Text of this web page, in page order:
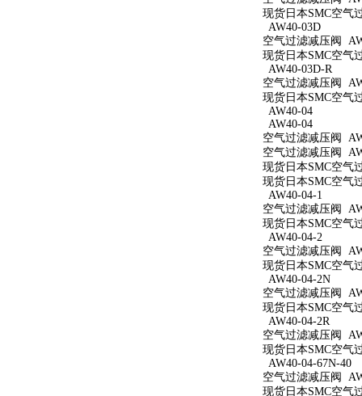
现货日本SMC空气
AW40-03D
空气过滤减压阀
现货日本SMC空气
AW40-03D-R
空气过滤减压阀
现货日本SMC空气
AW40-04
AW40-04
空气过滤减压阀
空气过滤减压阀
现货日本SMC空气
现货日本SMC空气
AW40-04-1
空气过滤减压阀
现货日本SMC空气
AW40-04-2
空气过滤减压阀
现货日本SMC空气
AW40-04-2N
空气过滤减压阀
现货日本SMC空气
AW40-04-2R
空气过滤减压阀
现货日本SMC空气
AW40-04-67N-40
空气过滤减压阀
现货日本SMC空气